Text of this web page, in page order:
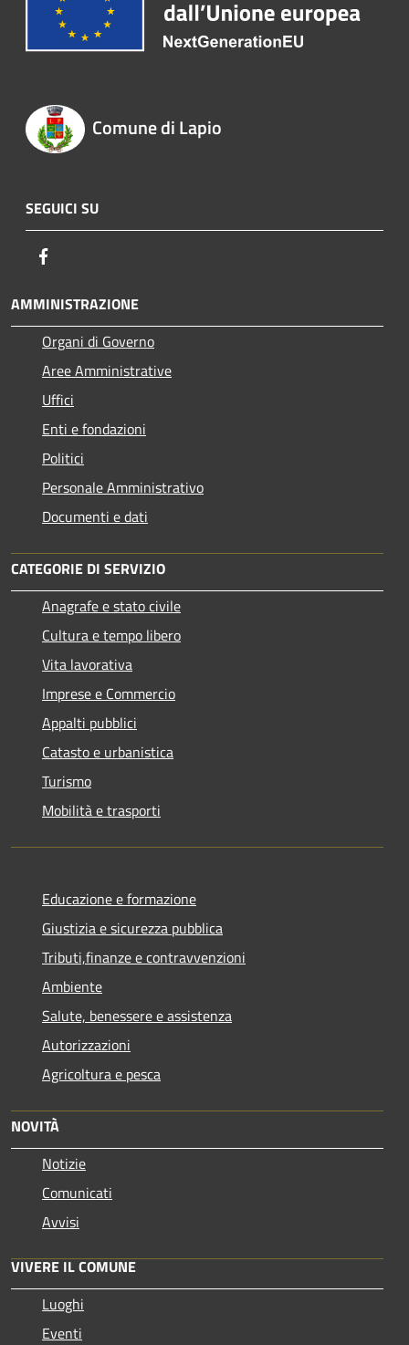
Comune di Lapio
SEGUICI SU
AMMINISTRAZIONE
Organi di Governo
Aree Amministrative
Uffici
Enti e fondazioni
Politici
Personale Amministrativo
Documenti e dati
CATEGORIE DI SERVIZIO
Anagrafe e stato civile
Cultura e tempo libero
Vita lavorativa
Imprese e Commercio
Appalti pubblici
Catasto e urbanistica
Turismo
Mobilità e trasporti
Educazione e formazione
Giustizia e sicurezza pubblica
Tributi,finanze e contravvenzioni
Ambiente
Salute, benessere e assistenza
Autorizzazioni
Agricoltura e pesca
NOVITÀ
Notizie
Comunicati
Avvisi
VIVERE IL COMUNE
Luoghi
Eventi